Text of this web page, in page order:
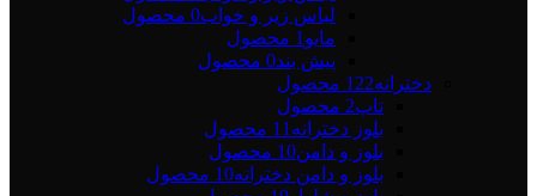
لباس زیر و خواب0 محصول
مایو 1 محصول
پیش بند0 محصول
دخترانه122 محصول
تاپ2 محصول
بلوز دخترانه 11 محصول
بلوز و دامن10 محصول
بلوز و دامن دخترانه10 محصول